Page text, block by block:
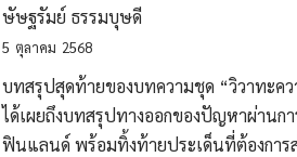
ษัษฐรัมย์ ธรรมบุษดี
5 ตุลาคม 2568
บทสรุปสุดท้ายของบทความชุด “วิวาทะค
ได้เผยถึงบทสรุปทางออกของปัญหาผ่านก
ฟินแลนด์ พร้อมทิ้งท้ายประเด็นที่ต้องการส่